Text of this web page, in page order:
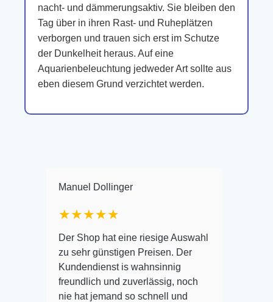
nacht- und dämmerungsaktiv. Sie bleiben den
Tag über in ihren Rast- und Ruheplätzen
verborgen und trauen sich erst im Schutze
der Dunkelheit heraus. Auf eine
Aquarienbeleuchtung jedweder Art sollte aus
eben diesem Grund verzichtet werden.
Manuel Dollinger
★★★★★
Der Shop hat eine riesige Auswahl
zu sehr günstigen Preisen. Der
Kundendienst is wahnsinnig
freundlich und zuverlässig, noch
nie hat jemand so schnell und
Auswahl plus
super Zustand.